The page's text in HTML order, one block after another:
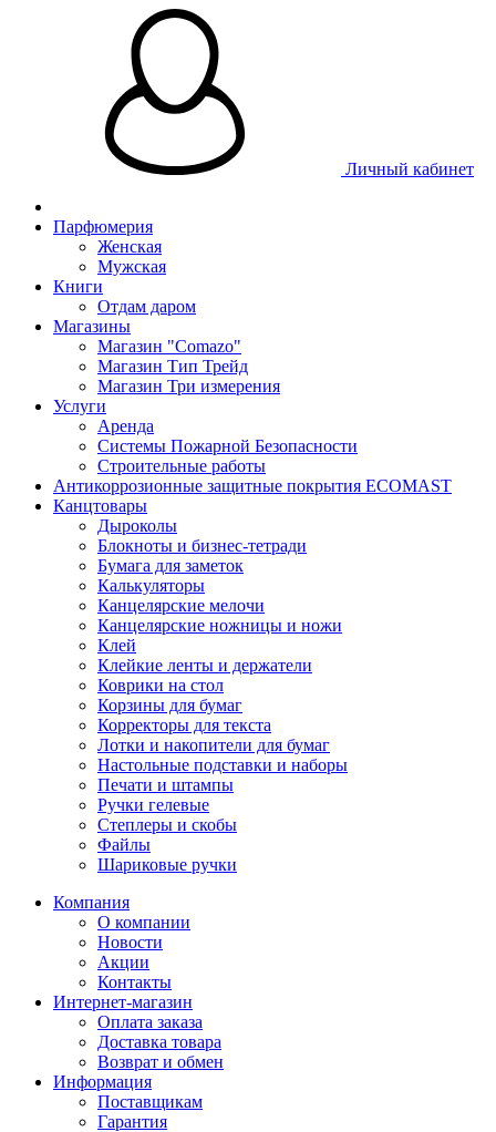
Личный кабинет
Парфюмерия
Женская
Мужская
Книги
Отдам даром
Магазины
Магазин "Comazo"
Магазин Тип Трейд
Магазин Три измерения
Услуги
Аренда
Системы Пожарной Безопасности
Строительные работы
Антикоррозионные защитные покрытия ECOMAST
Канцтовары
Дыроколы
Блокноты и бизнес-тетради
Бумага для заметок
Калькуляторы
Канцелярские мелочи
Канцелярские ножницы и ножи
Клей
Клейкие ленты и держатели
Коврики на стол
Корзины для бумаг
Корректоры для текста
Лотки и накопители для бумаг
Настольные подставки и наборы
Печати и штампы
Ручки гелевые
Степлеры и скобы
Файлы
Шариковые ручки
Компания
О компании
Новости
Акции
Контакты
Интернет-магазин
Оплата заказа
Доставка товара
Возврат и обмен
Информация
Поставщикам
Гарантия